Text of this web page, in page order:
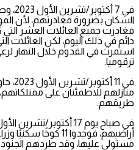
في 7
السكان بضرورة مغادرتهم، لأن
فغادرت جميع العائلات العشر
دائم في ذلك اليوم، لكن
استمرت في القدوم خلال النهار
ترقوميا.
في 11
منازلهم للاطمئنان على
طريقهم.
في صباح يوم 17
أراضيهم، فوجدوا 11
مستولى عليها، وقد طردهم